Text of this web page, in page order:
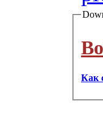
Как